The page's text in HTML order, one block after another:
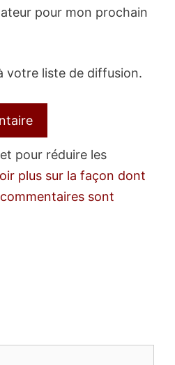
pour mon prochain
votre liste de diffusion.
pour réduire les
plus sur la façon dont
sont